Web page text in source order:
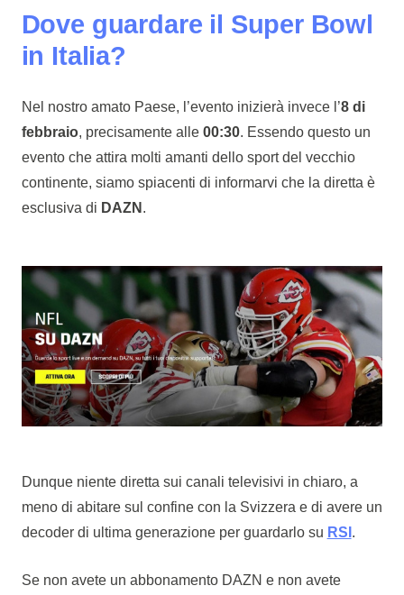
Dove guardare il Super Bowl
in Italia?
Nel nostro amato Paese, l’evento inizierà invece l’8 di
febbraio, precisamente alle 00:30. Essendo questo un
evento che attira molti amanti dello sport del vecchio
continente, siamo spiacenti di informarvi che la diretta è
esclusiva di DAZN .
Dunque niente diretta sui canali televisivi in chiaro, a
meno di abitare sul confine con la Svizzera e di avere un
decoder di ultima generazione per guardarlo su RSI .
Se non avete un abbonamento DAZN e non avete